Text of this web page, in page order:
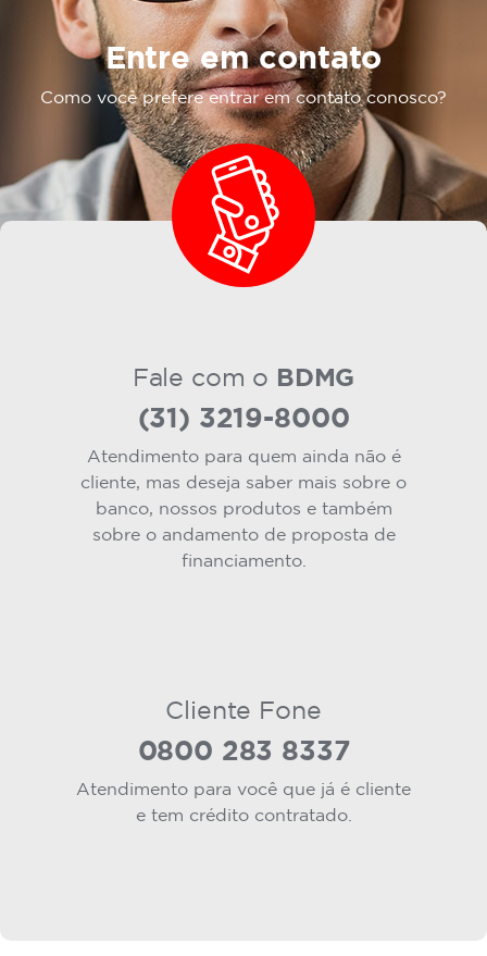
Entre em contato
Como você prefere entrar em contato conosco?
Fale com o BDMG
(31) 3219-8000
Atendimento para quem ainda não é
cliente, mas deseja saber mais sobre o
banco, nossos produtos e também
sobre o andamento de proposta de
financiamento.
Cliente Fone
0800 283 8337
Atendimento para você que já é cliente
e tem crédito contratado.